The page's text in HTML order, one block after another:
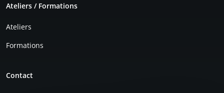
Ateliers / Formations
Ateliers
Formations
Contact